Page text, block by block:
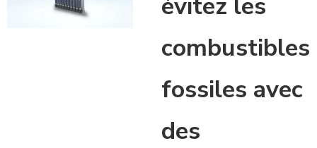
combustibles
fossiles avec
des